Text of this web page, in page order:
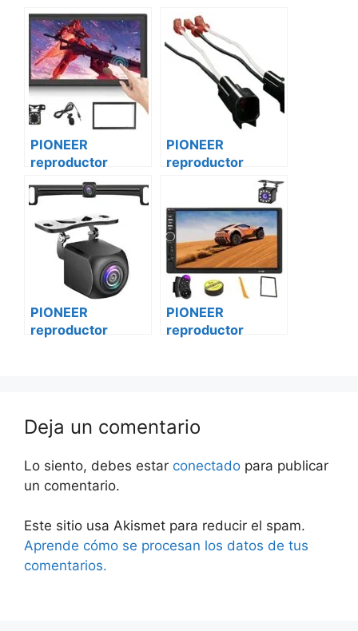
PIONEER
reproductor
vehículo
multimedia mvh-
z5050bt Renault
master
PIONEER
reproductor
multimedia mvh-
z5050bt Peugeot
bóxer ii
PIONEER
reproductor
PIONEER
reproductor
Deja un comentario
Lo siento, debes estar conectado para publicar
un comentario.
Este sitio usa Akismet para reducir el spam.
Aprende cómo se procesan los datos de tus
comentarios.